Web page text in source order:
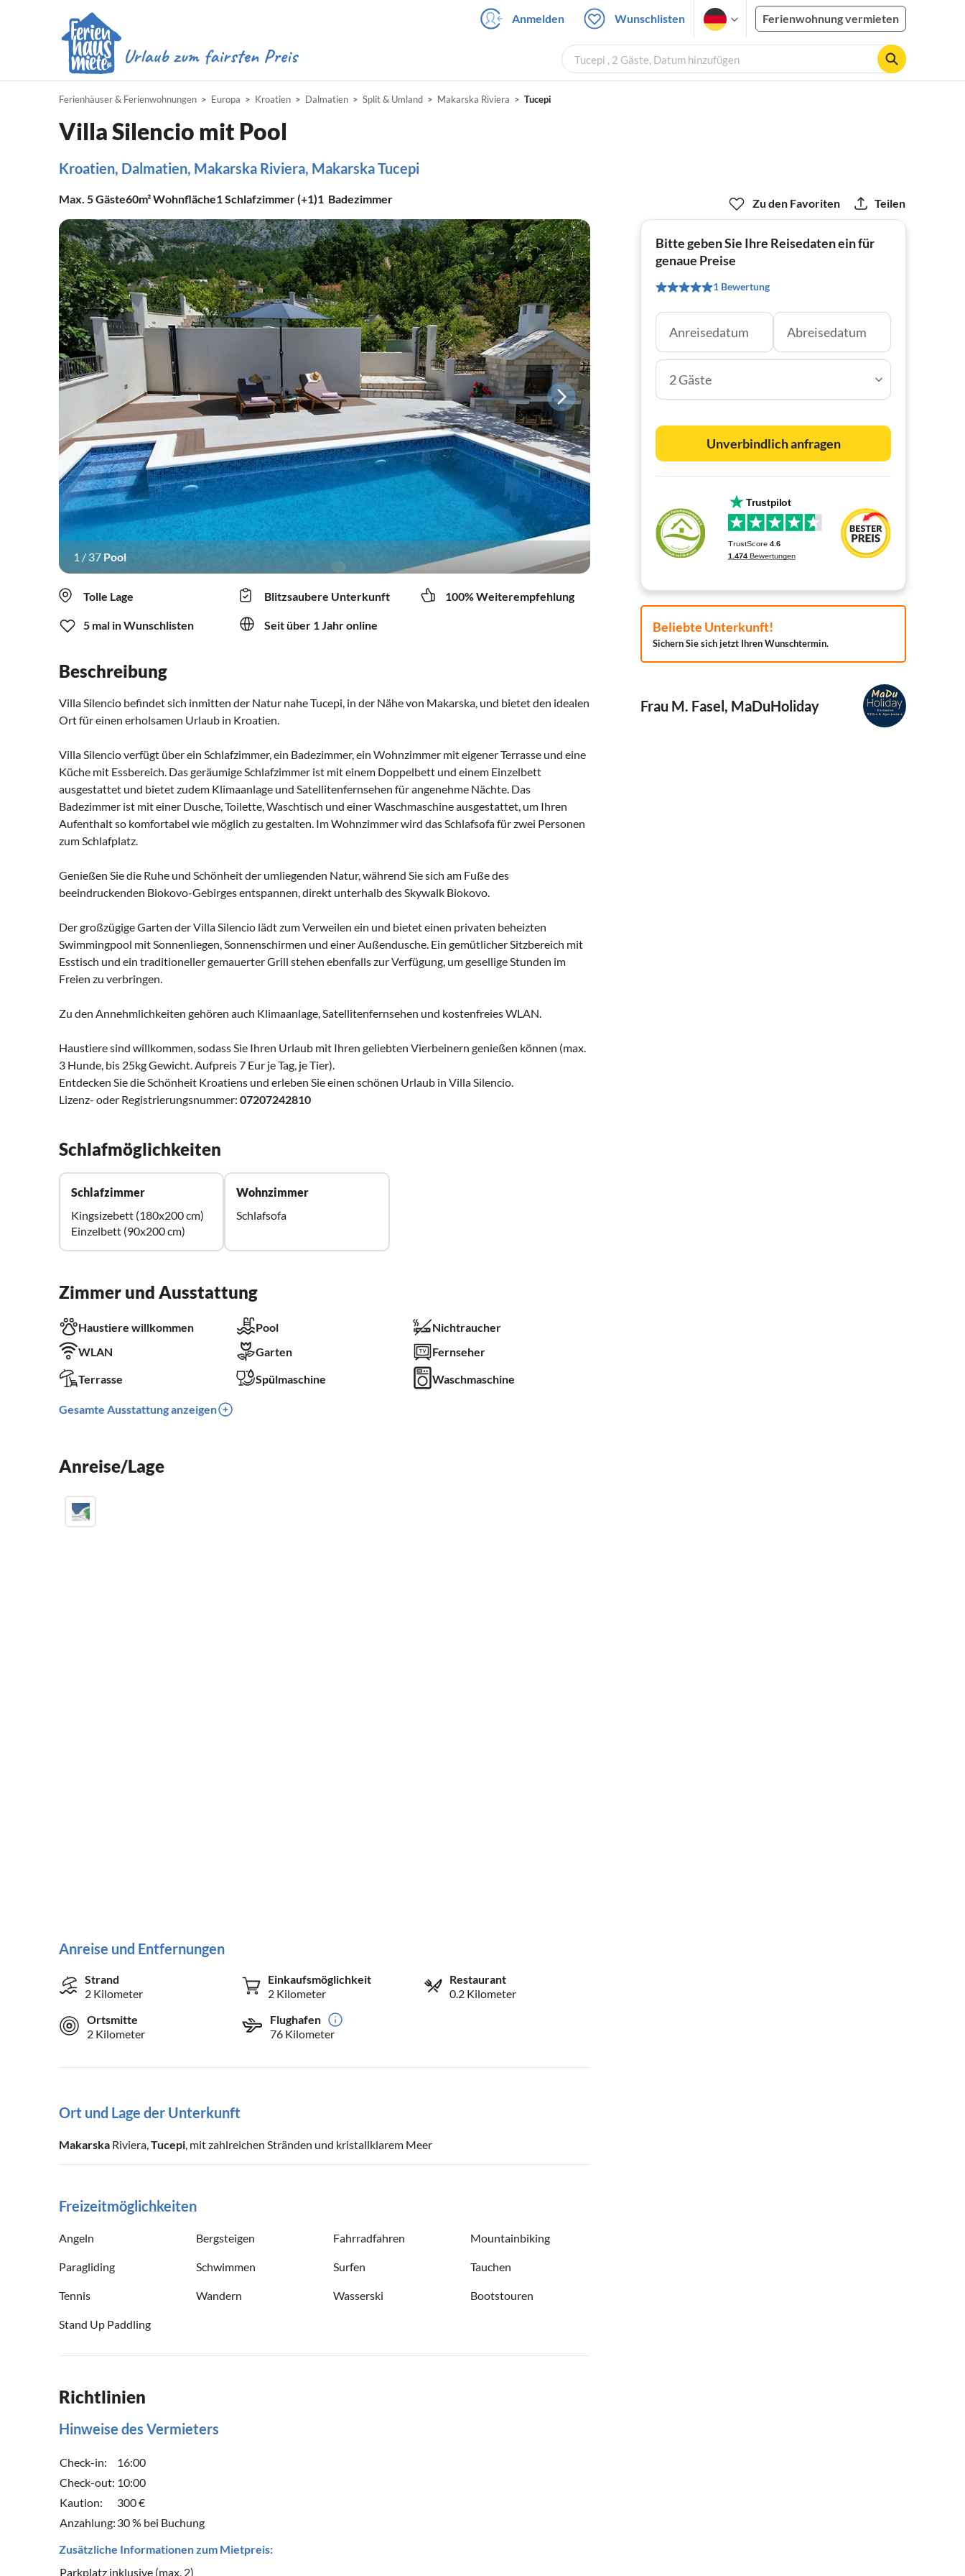
Anmelden Wunschlisten Ferienwohnung vermieten
Tucepi , 2 Gäste, Datum hinzufügen
Ferienhäuser & Ferienwohnungen Europa Kroatien Dalmatien Split & Umland Makarska Riviera Tucepi
Villa Silencio mit Pool
Kroatien, Dalmatien, Makarska Riviera, Makarska Tucepi
Max. 5Gäste60m²Wohnfläche1Schlafzimmer (+1)1 Badezimmer
1 / 37 Pool
Tolle Lage Blitzsaubere Unterkunft 100% Weiterempfehlung
5 mal in Wunschlisten Seit über 1 Jahr online
Beschreibung
Villa Silencio befindet sich inmitten der Natur nahe Tucepi, in der Nähe von Makarska, und bietet den idealen
Ort für einen erholsamen Urlaub in Kroatien.
Villa Silencio verfügt über ein Schlafzimmer, ein Badezimmer, ein Wohnzimmer mit eigener Terrasse und eine
Küche mit Essbereich. Das geräumige Schlafzimmer ist mit einem Doppelbett und einem Einzelbett
ausgestattet und bietet zudem Klimaanlage und Satellitenfernsehen für angenehme Nächte. Das
Badezimmer ist mit einer Dusche, Toilette, Waschtisch und einer Waschmaschine ausgestattet, um Ihren
Aufenthalt so komfortabel wie möglich zu gestalten. Im Wohnzimmer wird das Schlafsofa für zwei Personen
zum Schlafplatz.
Genießen Sie die Ruhe und Schönheit der umliegenden Natur, während Sie sich am Fuße des
beeindruckenden Biokovo-Gebirges entspannen, direkt unterhalb des Skywalk Biokovo.
Der großzügige Garten der Villa Silencio lädt zum Verweilen ein und bietet einen privaten beheizten
Swimmingpool mit Sonnenliegen, Sonnenschirmen und einer Außendusche. Ein gemütlicher Sitzbereich mit
Esstisch und ein traditioneller gemauerter Grill stehen ebenfalls zur Verfügung, um gesellige Stunden im
Freien zu verbringen.
Zu den Annehmlichkeiten gehören auch Klimaanlage, Satellitenfernsehen und kostenfreies WLAN.
Haustiere sind willkommen, sodass Sie Ihren Urlaub mit Ihren geliebten Vierbeinern genießen können (max.
3 Hunde, bis 25kg Gewicht. Aufpreis 7 Eur je Tag, je Tier).
Entdecken Sie die Schönheit Kroatiens und erleben Sie einen schönen Urlaub in Villa Silencio.
Lizenz- oder Registrierungsnummer: 07207242810
Schlafmöglichkeiten
Schlafzimmer
Kingsizebett (180x200 cm)
Einzelbett (90x200 cm)
Wohnzimmer
Schlafsofa
Zimmer und Ausstattung
Haustiere willkommen Pool
Nichtraucher
WLAN
Garten
Fernseher
Terrasse
Spülmaschine Waschmaschine
Gesamte Ausstattung anzeigen
Anreise/Lage
Anreise und Entfernungen
Strand
2 Kilometer
Einkaufsmöglichkeit
2 Kilometer
Restaurant
0.2 Kilometer
Ortsmitte
2 Kilometer
Flughafen
76 Kilometer
Ort und Lage der Unterkunft
Makarska Riviera, Tucepi , mit zahlreichen Stränden und kristallklarem Meer
Freizeitmöglichkeiten
Angeln Bergsteigen Fahrradfahren Mountainbiking
Paragliding Schwimmen Surfen Tauchen
Tennis Wandern Wasserski Bootstouren
Stand Up Paddling
Richtlinien
Hinweise des Vermieters
Check-in:
16:00
Check-out: 10:00
Kaution:
300 €
Anzahlung: 30 % bei Buchung
Zusätzliche Informationen zum Mietpreis:
Parkplatz inklusive (max. 2)
Zu den Favoriten Teilen
Bitte geben Sie Ihre Reisedaten ein für
genaue Preise
1 Bewertung
2 Gäste
Unverbindlich anfragen
Beliebte Unterkunft!
Sichern Sie sich jetzt Ihren Wunschtermin.
Frau M. Fasel, MaDuHoliday